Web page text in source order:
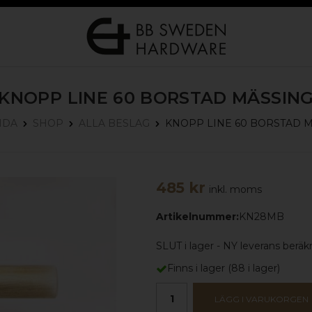
KNOPP LINE 60 BORSTAD MÄSSING
SHOP ALLA BESLAG KNOPP LINE 60 BORSTAD
485 kr inkl. moms
Artikelnummer:KN28MB
SLUT i lager - NY leverans
Finns i lager (88 i lager)
LÄGG I VARUKORGEN